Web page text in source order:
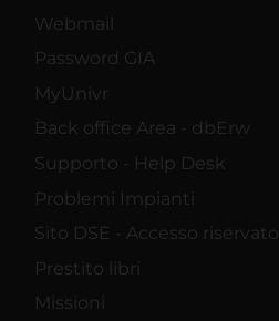
Webmail
Password GIA
MyUnivr
Back office Area - dbErw
Supporto - Help Desk
Problemi Impianti
Sito DSE - Accesso riservato
Prestito libri
Missioni